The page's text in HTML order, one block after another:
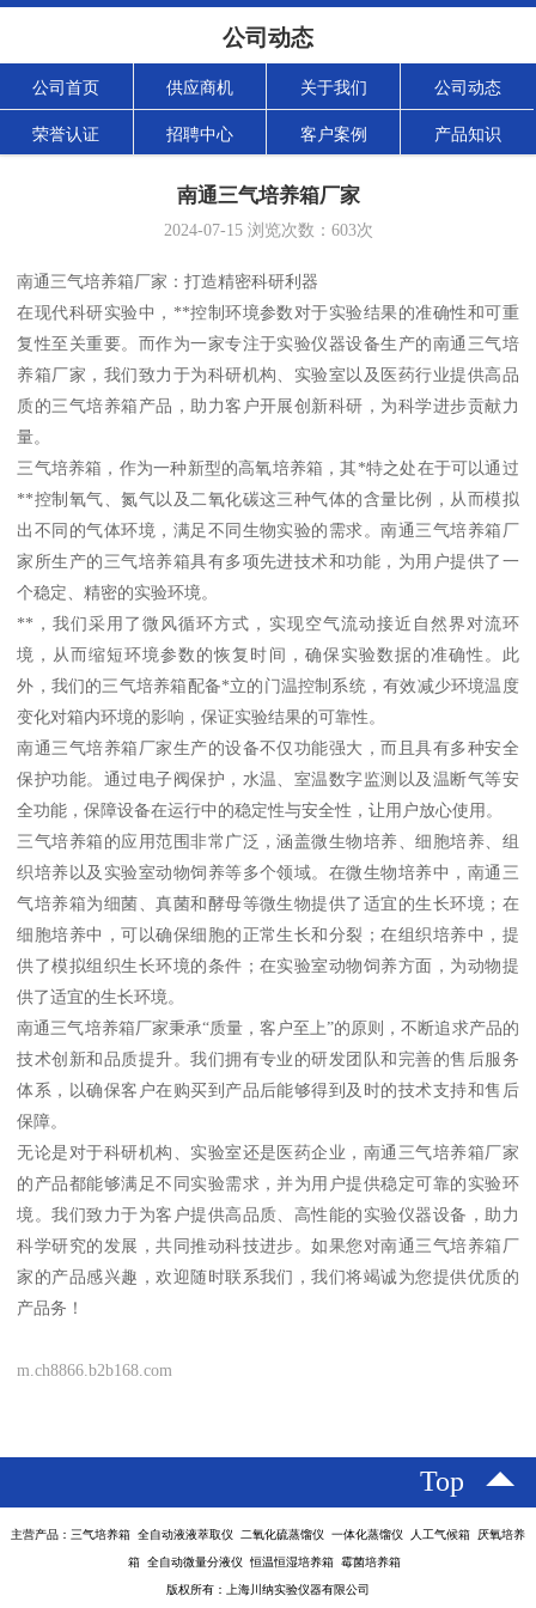
公司动态
公司首页 供应商机 关于我们 公司动态
荣誉认证 招聘中心 客户案例 产品知识
南通三气培养箱厂家
2024-07-15浏览次数： 603次
南通三气培养箱厂家：打造精密科研利器
在现代科研实验中，**控制环境参数对于实验结果的准确性和可重
复性至关重要。而作为一家专注于实验仪器设备生产的南通三气培
养箱厂家，我们致力于为科研机构、实验室以及医药行业提供高品
质的三气培养箱产品，助力客户开展创新科研，为科学进步贡献力
量。
三气培养箱，作为一种新型的高氧培养箱，其*特之处在于可以通过
**控制氧气、氮气以及二氧化碳这三种气体的含量比例，从而模拟
出不同的气体环境，满足不同生物实验的需求。南通三气培养箱厂
家所生产的三气培养箱具有多项先进技术和功能，为用户提供了一
个稳定、精密的实验环境。
**，我们采用了微风循环方式，实现空气流动接近自然界对流环
境，从而缩短环境参数的恢复时间，确保实验数据的准确性。此
外，我们的三气培养箱配备*立的门温控制系统，有效减少环境温度
变化对箱内环境的影响，保证实验结果的可靠性。
南通三气培养箱厂家生产的设备不仅功能强大，而且具有多种安全
保护功能。通过电子阀保护，水温、室温数字监测以及温断气等安
全功能，保障设备在运行中的稳定性与安全性，让用户放心使用。
三气培养箱的应用范围非常广泛，涵盖微生物培养、细胞培养、组
织培养以及实验室动物饲养等多个领域。在微生物培养中，南通三
气培养箱为细菌、真菌和酵母等微生物提供了适宜的生长环境；在
细胞培养中，可以确保细胞的正常生长和分裂；在组织培养中，提
供了模拟组织生长环境的条件；在实验室动物饲养方面，为动物提
供了适宜的生长环境。
南通三气培养箱厂家秉承“质量，客户至上”的原则，不断追求产品的
技术创新和品质提升。我们拥有专业的研发团队和完善的售后服务
体系，以确保客户在购买到产品后能够得到及时的技术支持和售后
保障。
无论是对于科研机构、实验室还是医药企业，南通三气培养箱厂家
的产品都能够满足不同实验需求，并为用户提供稳定可靠的实验环
境。我们致力于为客户提供高品质、高性能的实验仪器设备，助力
科学研究的发展，共同推动科技进步。如果您对南通三气培养箱厂
家的产品感兴趣，欢迎随时联系我们，我们将竭诚为您提供优质的
产品务！
m.ch8866.b2b168.com
Top
主营产品：三气培养箱 全自动液液萃取仪 二氧化硫蒸馏仪 一体化蒸馏仪 人工气候箱 厌氧培养
箱 全自动微量分液仪 恒温恒湿培养箱 霉菌培养箱
版权所有：上海川纳实验仪器有限公司